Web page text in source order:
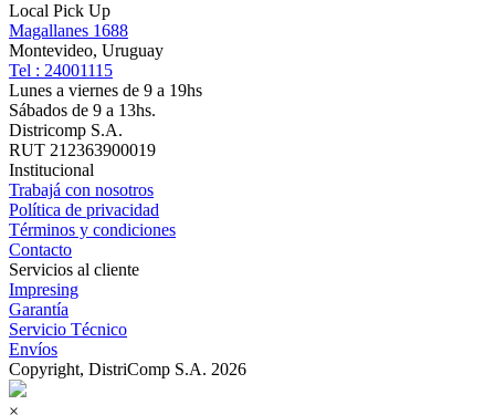
Local Pick Up
Magallanes 1688
Montevideo, Uruguay
Tel : 24001115
Lunes a viernes de 9 a 19hs
Sábados de 9 a 13hs.
Districomp S.A.
RUT 212363900019
Institucional
Trabajá con nosotros
Política de privacidad
Términos y condiciones
Contacto
Servicios al cliente
Impresing
Garantía
Servicio Técnico
Envíos
Copyright, DistriComp S.A. 2026
×